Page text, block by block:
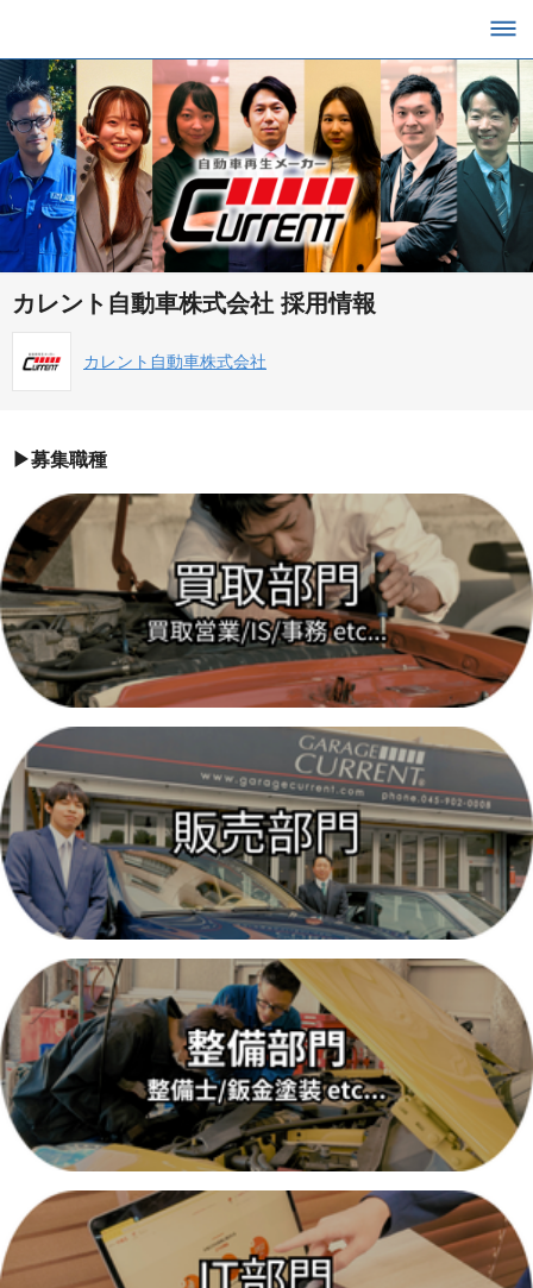
カレント自動車株式会社 採用情報
カレント自動車株式会社
▶︎募集職種